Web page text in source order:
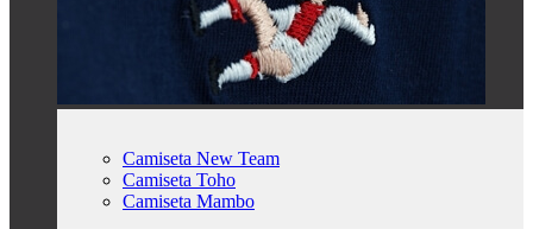
Camiseta New Team
Camiseta Toho
Camiseta Mambo